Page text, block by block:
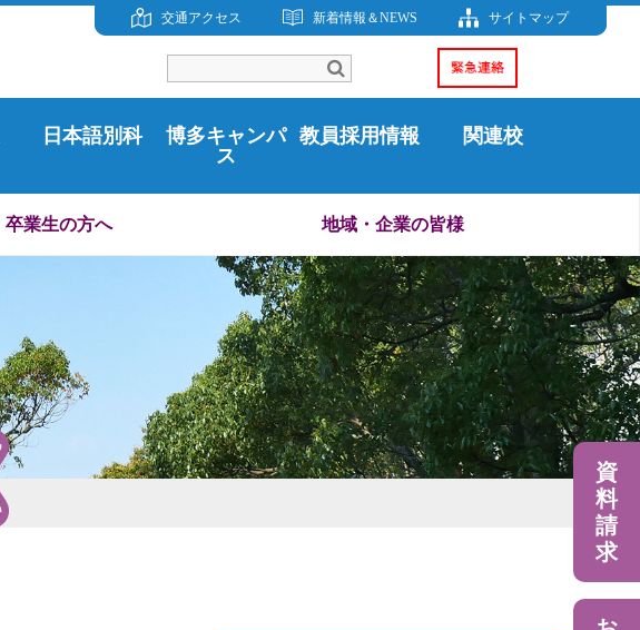
交通アクセス 新着情報＆NEWS サイトマップ
日本語別科
博多キャンパ
ス
教員採用情報 関連校
卒業生の方へ 地域・企業の皆様
資
料
請
求